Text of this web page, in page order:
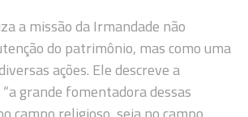
a missão da Irmandade não
do patrimônio, mas como uma
ações. Ele descreve a
grande fomentadora dessas